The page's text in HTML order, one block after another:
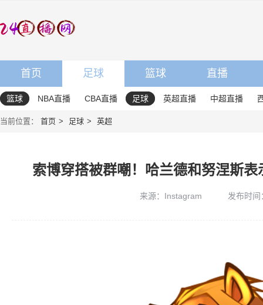
首页 足球 篮球 直播
篮球 NBA直播 CBA直播 足球 英超直播 中超直播
当前位置： 首页 足球 英超
索博穿搭被群嘲！哈兰德和努涅斯
来源：Instagram 发布时